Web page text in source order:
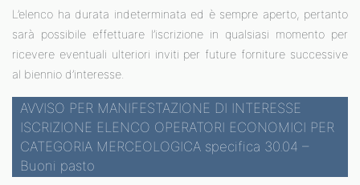
L’elenco ha durata indeterminata ed è sempre aperto, pertanto
sarà possibile effettuare l’iscrizione in qualsiasi momento per
ricevere eventuali ulteriori inviti per future forniture successive
al biennio d’interesse.
AVVISO PER MANIFESTAZIONE DI INTERESSE
ISCRIZIONE ELENCO OPERATORI ECONOMICI PER
CATEGORIA MERCEOLOGICA specifica 30.04 –
Buoni pasto